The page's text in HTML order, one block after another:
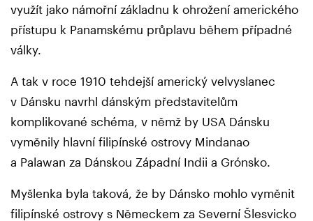
využít jako námořní základnu k ohrožení amerického
přístupu k Panamskému průplavu během případné
války.
A tak v roce 1910 tehdejší americký velvyslanec
v Dánsku navrhl dánským představitelům
komplikované schéma, v němž by USA Dánsku
vyměnily hlavní filipínské ostrovy Mindanao
a Palawan za Dánskou Západní Indii a Grónsko.
Myšlenka byla taková, že by Dánsko mohlo vyměnit
filipínské ostrovy s Německem za Severní Šlesvicko